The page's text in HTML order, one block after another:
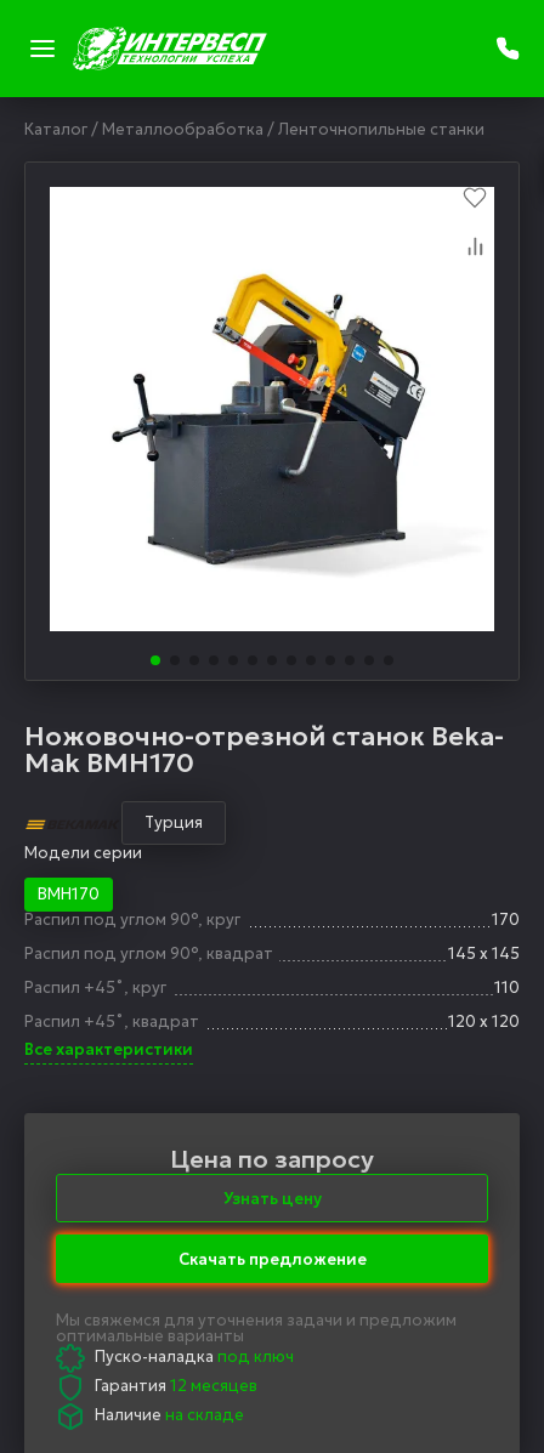
Каталог/ Металлообработка /Ленточнопильные станки
Ножовочно-отрезной станок Beka-
Mak BMH170
Турция
Модели серии
BMH170
Распил под углом 90°, круг
170
Распил под углом 90°, квадрат
145 х 145
Распил +45˚, круг
110
Распил +45˚, квадрат
120 х 120
Все характеристики
Цена по запросу
Узнать цену
Скачать предложение
Мы свяжемся для уточнения задачи и предложим
оптимальные варианты
Пуско-наладка под ключ
Гарантия 12 месяцев
Наличие на складе